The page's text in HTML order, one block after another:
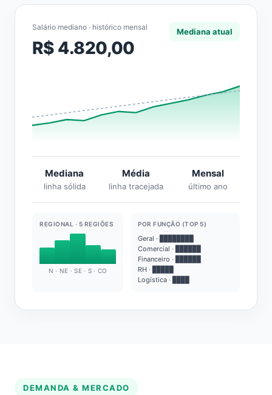
Salário mediano · histórico mensal
R$ 4.820,00
Mediana atual
Mediana
linha sólida
Média
linha tracejada
Mensal
último ano
REGIONAL · 5 REGIÕES
N · NE · SE · S · CO
POR FUNÇÃO (TOP 5)
Geral · ████████
Comercial · ██████
Financeiro · ██████
RH · █████
Logística · ████
DEMANDA & MERCADO